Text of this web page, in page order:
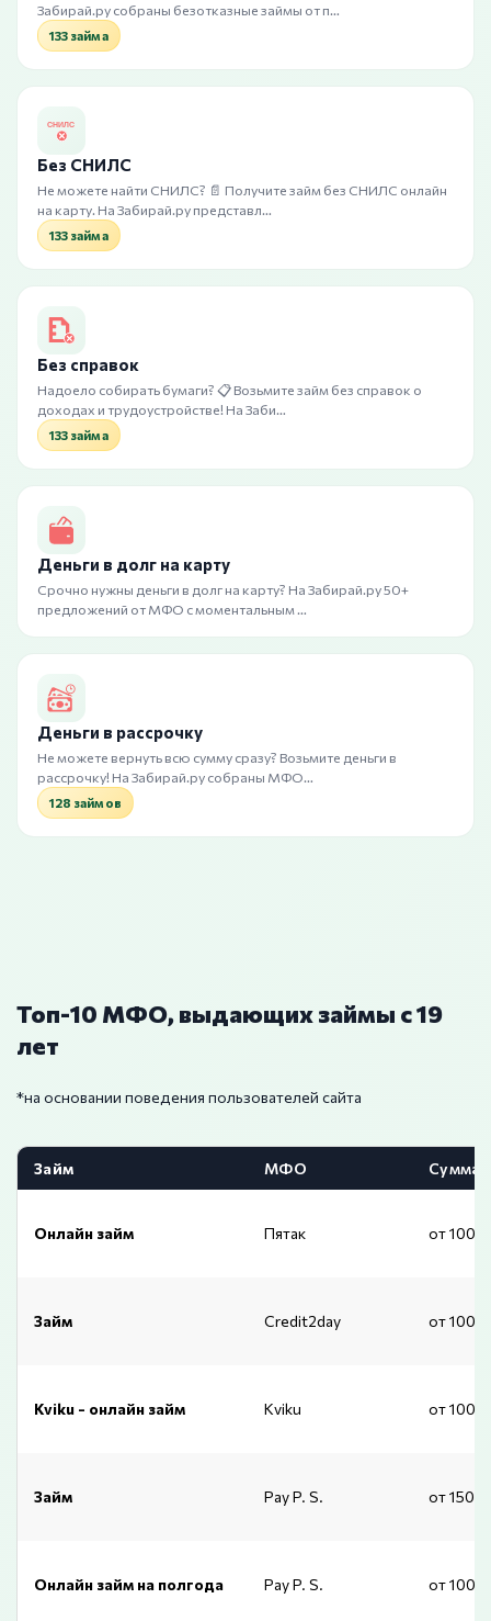
Забирай.ру собраны безотказные займы от п…
133 займа
Без СНИЛС
Не можете найти СНИЛС? 📄 Получите займ без СНИЛС онлайн
на карту. На Забирай.ру представл…
133 займа
Без справок
Надоело собирать бумаги? 📋 Возьмите займ без справок о
доходах и трудоустройстве! На Заби…
133 займа
Деньги в долг на карту
Срочно нужны деньги в долг на карту? На Забирай.ру 50+
предложений от МФО с моментальным …
Деньги в рассрочку
Не можете вернуть всю сумму сразу? Возьмите деньги в
рассрочку! На Забирай.ру собраны МФО…
128 займов
Топ-10 МФО, выдающих займы с 19
лет
*на основании поведения пользователей сайта
Займ МФО Сумма
Онлайн займ Пятак от
Займ Credit2day от
Kviku - онлайн займ Kviku от 1000
Займ Pay P. S. от
Онлайн займ на полгода Pay P. S. от 1000